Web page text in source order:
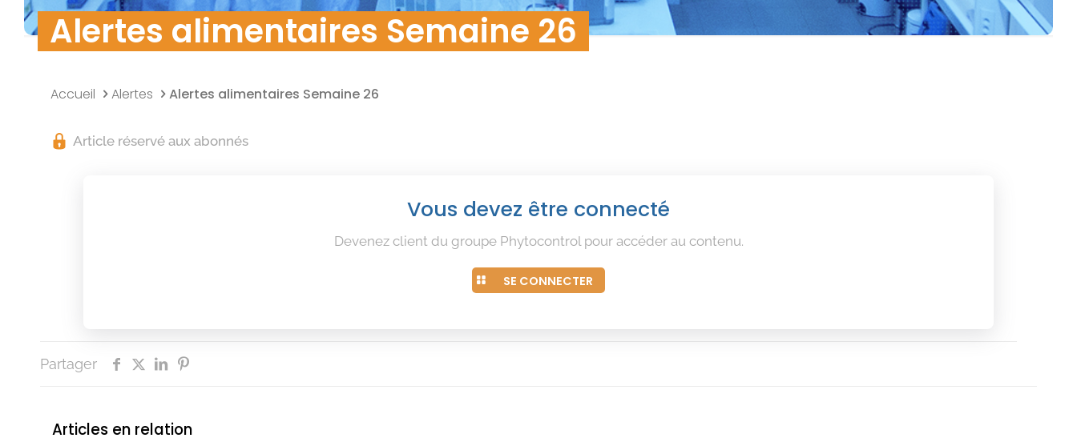
Alertes alimentaires Semaine 26
Accueil Alertes Alertes alimentaires Semaine 26
Article réservé aux abonnés
Vous devez être connecté
Devenez client du groupe Phytocontrol pour accéder au contenu.
SE CONNECTER
Partager
Articles en relation